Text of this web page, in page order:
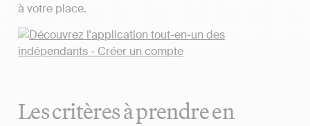
à votre place.
Les critères à prendre en